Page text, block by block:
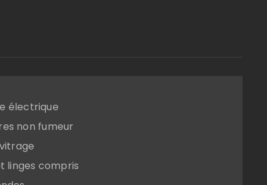
électrique
non fumeur
linges compris